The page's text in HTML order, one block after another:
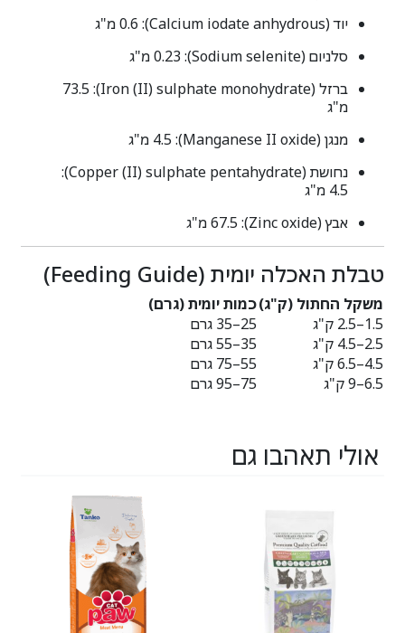
יוד (Calcium iodate anhydrous): ‎0.6 מ"ג
סלניום (Sodium selenite): ‎0.23 מ"ג
ברזל (Iron (II) sulphate monohydrate): ‎73.5
מ"ג
מנגן (Manganese II oxide): ‎4.5 מ"ג
נחושת (Copper (II) sulphate pentahydrate):
‎4.5 מ"ג
אבץ (Zinc oxide): ‎67.5 מ"ג
טבלת האכלה יומית (Feeding Guide)
משקל החתול (ק"ג)כמות יומית (גרם)
1.5–2.5 ק"ג
25–35 גרם
2.5–4.5 ק"ג
35–55 גרם
4.5–6.5 ק"ג
55–75 גרם
6.5–9 ק"ג
75–95 גרם
אולי תאהבו גם